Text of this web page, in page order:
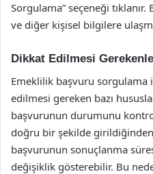
Sorgulama” seçeneği
ve diğer kişisel bilgilere
Dikkat Edilmesi
Emeklilik başvuru sorgulama
edilmesi gereken bazı
başvurunun durumunu
doğru bir şekilde girildiğinden
başvurunun sonuçlanma
değişiklik gösterebilir. Bu